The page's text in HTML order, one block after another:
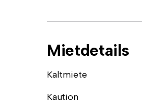
Mietdetails
Kaltmiete
Kaution